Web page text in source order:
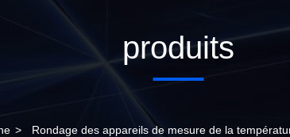
produits
> Rondage des appareils de mesure de la